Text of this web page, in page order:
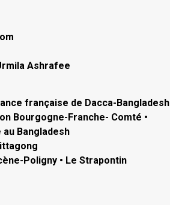
Ashrafee
française de Dacca-Bangladesh
Bourgogne-Franche- Comté •
au Bangladesh
Poligny • Le Strapontin